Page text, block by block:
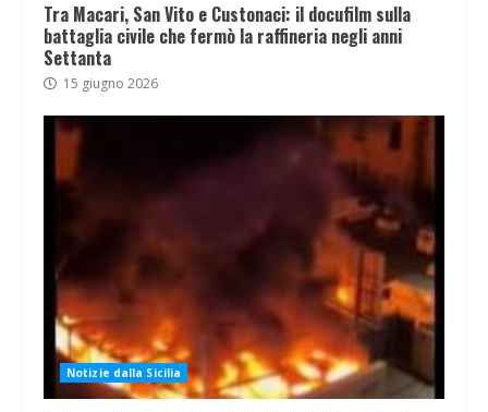
Tra Macari, San Vito e Custonaci: il docufilm sulla
battaglia civile che fermò la raffineria negli anni
Settanta
15 giugno 2026
Notizie dalla Sicilia